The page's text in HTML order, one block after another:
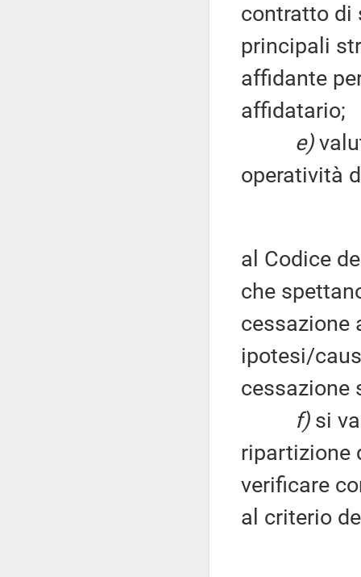
contratto di
principali
affidante
affidatario;
e)
operatività
al Codice
che
cessazione
ipotesi/
cessazione
f)si
ripartizione
verificare
al criterio